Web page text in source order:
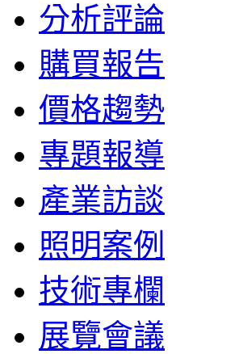
分析評論
購買報告
價格趨勢
專題報導
產業訪談
照明案例
技術專欄
展覽會議